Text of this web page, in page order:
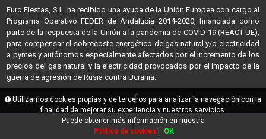
Euro Fiestas, S.L. ha recibido una ayuda de la Unión Europea con cargo al
Programa Operativo FEDER de Andalucía 2014-2020, financiada como
parte de la respuesta de la Unión a la pandemia de COVID-19 (REACT-UE),
para compensar el sobrecoste energético de gas natural y/o electricidad
a pymes y autónomos especialmente afectados por el incremento de los
precios del gas natural y la electricidad provocados por el impacto de la
guerra de agresión de Rusia contra Ucrania.
@2026 - EuroFiestas Powered by Sellforge
Utilizamos cookies propias y de terceros para analizar la navegación con la
finalidad de mejorar su experiencia y nuestros servicios.
Puede obtener más información en nuestra
Política de cookies| OK